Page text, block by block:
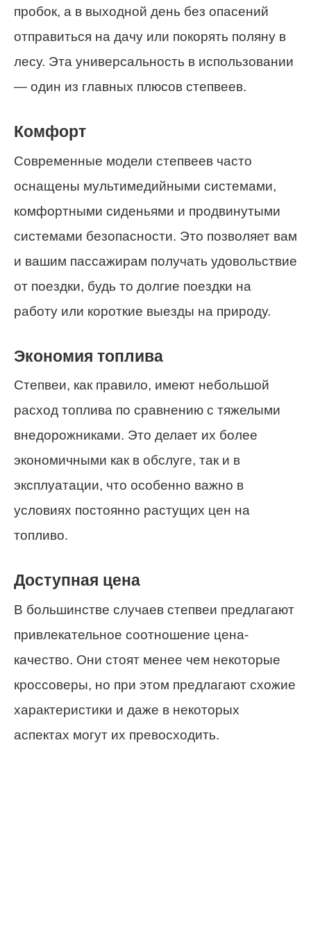
пробок, а в выходной день без опасений
отправиться на дачу или покорять поляну в
лесу. Эта универсальность в использовании
— один из главных плюсов степвеев.
Комфорт
Современные модели степвеев часто
оснащены мультимедийными системами,
комфортными сиденьями и продвинутыми
системами безопасности. Это позволяет вам
и вашим пассажирам получать удовольствие
от поездки, будь то долгие поездки на
работу или короткие выезды на природу.
Экономия топлива
Степвеи, как правило, имеют небольшой
расход топлива по сравнению с тяжелыми
внедорожниками. Это делает их более
экономичными как в обслуге, так и в
эксплуатации, что особенно важно в
условиях постоянно растущих цен на
топливо.
Доступная цена
В большинстве случаев степвеи предлагают
привлекательное соотношение цена-
качество. Они стоят менее чем некоторые
кроссоверы, но при этом предлагают схожие
характеристики и даже в некоторых
аспектах могут их превосходить.